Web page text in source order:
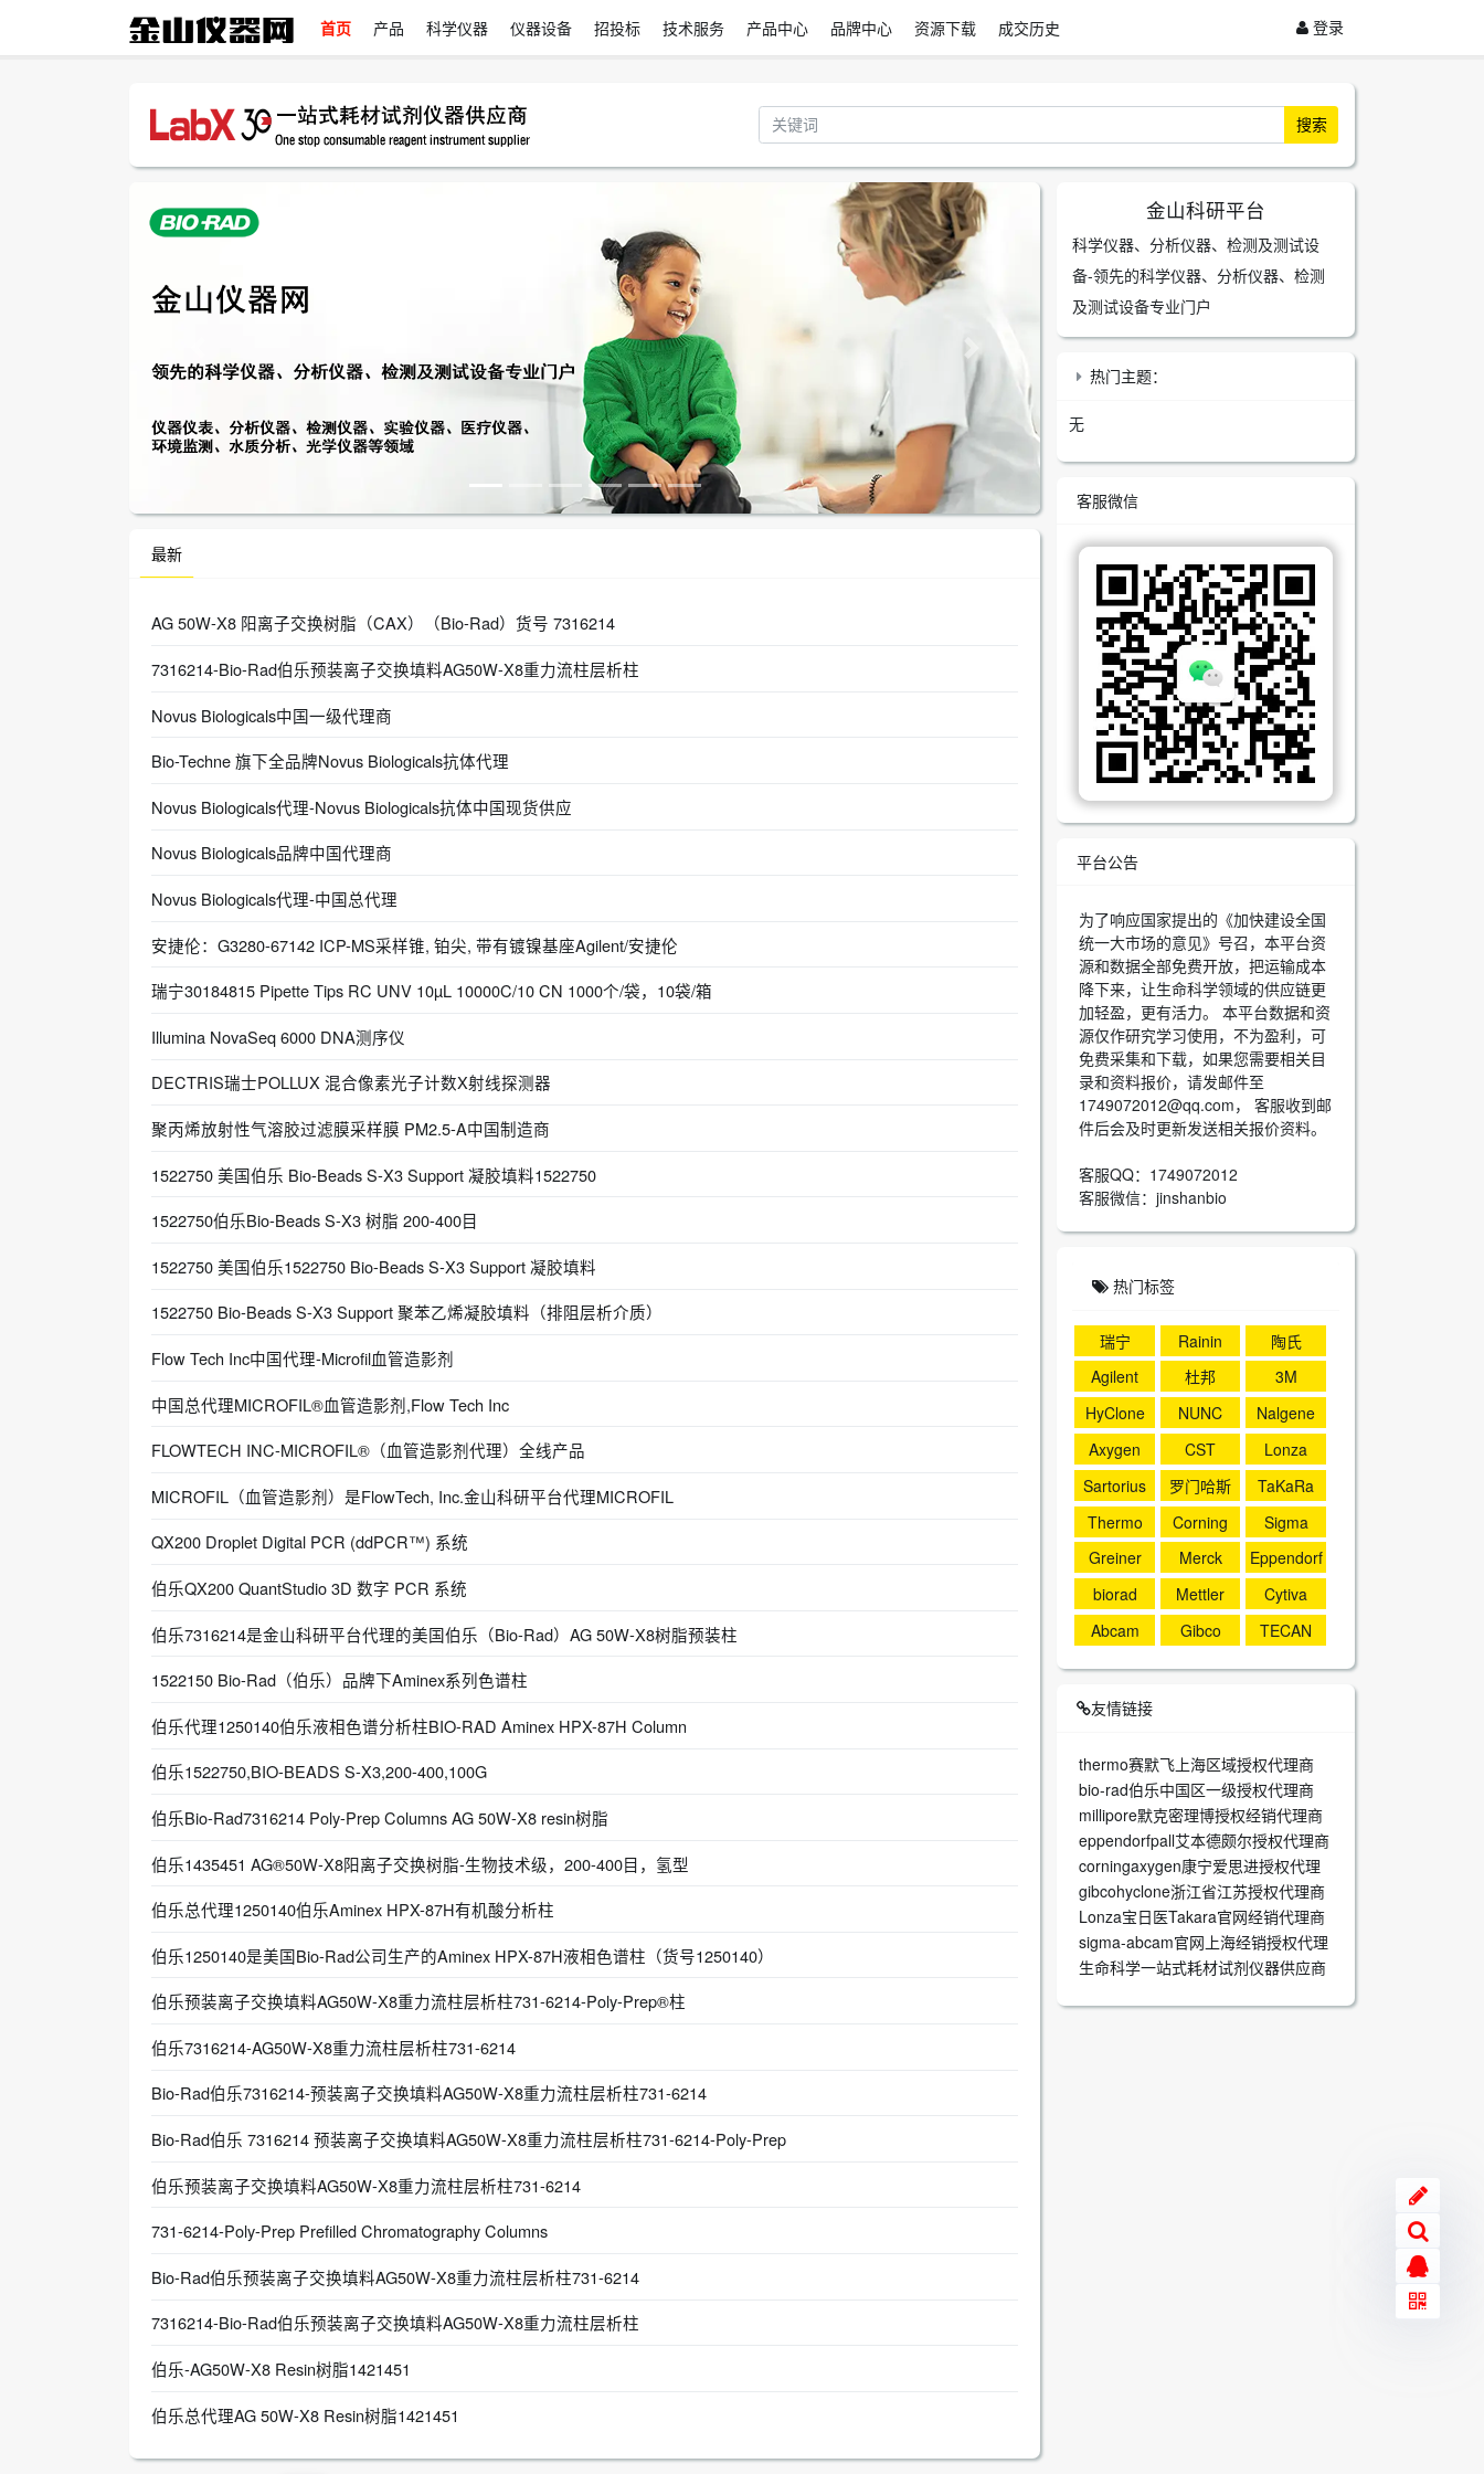
首页 产品 科学仪器 仪器设备 招投标 技术服务 产品中心 品牌中心 资源下载 成交历史 登录
搜索
最新
AG 50W-X8 阳离子交换树脂（CAX）（Bio-Rad）货号 7316214
7316214-Bio-Rad伯乐预装离子交换填料AG50W-X8重力流柱层析柱
Novus Biologicals中国一级代理商
Bio-Techne 旗下全品牌Novus Biologicals抗体代理
Novus Biologicals代理-Novus Biologicals抗体中国现货供应
Novus Biologicals品牌中国代理商
Novus Biologicals代理-中国总代理
安捷伦：G3280-67142 ICP-MS采样锥, 铂尖, 带有镀镍基座Agilent/安捷伦
瑞宁30184815 Pipette Tips RC UNV 10µL 10000C/10 CN 1000个/袋，10袋/箱
Illumina NovaSeq 6000 DNA测序仪
DECTRIS瑞士POLLUX 混合像素光子计数X射线探测器
聚丙烯放射性气溶胶过滤膜采样膜 PM2.5-A中国制造商
1522750 美国伯乐 Bio-Beads S-X3 Support 凝胶填料1522750
1522750伯乐Bio-Beads S-X3 树脂 200-400目
1522750 美国伯乐1522750 Bio-Beads S-X3 Support 凝胶填料
1522750 Bio‑Beads S‑X3 Support 聚苯乙烯凝胶填料（排阻层析介质）
Flow Tech Inc中国代理-Microfil血管造影剂
中国总代理MICROFIL®血管造影剂,Flow Tech Inc
FLOWTECH INC-MICROFIL®（血管造影剂代理）全线产品
MICROFIL（血管造影剂）是FlowTech, Inc.金山科研平台代理MICROFIL
QX200 Droplet Digital PCR (ddPCR™) 系统
伯乐QX200 QuantStudio 3D 数字 PCR 系统
伯乐7316214是金山科研平台代理的‌美国伯乐（Bio-Rad）AG 50W-X8树脂预装柱
1522150 Bio-Rad（伯乐）品牌下Aminex系列色谱柱
伯乐代理1250140伯乐液相色谱分析柱BIO-RAD Aminex HPX-87H Column
伯乐1522750,BIO-BEADS S-X3,200-400,100G
伯乐Bio-Rad7316214 Poly-Prep Columns AG 50W-X8 resin树脂
伯乐1435451 AG®50W-X8阳离子交换树脂-生物技术级，200-400目，氢型
伯乐总代理1250140伯乐Aminex HPX-87H有机酸分析柱
伯乐1250140是美国Bio-Rad公司生产的Aminex HPX-87H液相色谱柱（货号1250140）
伯乐预装离子交换填料AG50W-X8重力流柱层析柱731-6214-Poly-Prep®柱
伯乐7316214-AG50W-X8重力流柱层析柱731-6214
​Bio-Rad伯乐7316214-预装离子交换填料AG50W-X8重力流柱层析柱731-6214
Bio-Rad伯乐 7316214 预装离子交换填料AG50W-X8重力流柱层析柱731-6214-Poly-Prep
伯乐预装离子交换填料AG50W-X8重力流柱层析柱731-6214
731-6214-Poly-Prep Prefilled Chromatography Columns
Bio-Rad伯乐预装离子交换填料AG50W-X8重力流柱层析柱731-6214
7316214-Bio-Rad伯乐预装离子交换填料AG50W-X8重力流柱层析柱
伯乐-AG50W-X8 Resin树脂1421451
伯乐总代理AG 50W-X8 Resin树脂1421451
金山科研平台
科学仪器、分析仪器、检测及测试设
备-领先的科学仪器、分析仪器、检测
及测试设备专业门户
热门主题：
无
客服微信
平台公告
为了响应国家提出的《加快建设全国
统一大市场的意见》号召，本平台资
源和数据全部免费开放，把运输成本
降下来，让生命科学领域的供应链更
加轻盈，更有活力。 本平台数据和资
源仅作研究学习使用，不为盈利，可
免费采集和下载，如果您需要相关目
录和资料报价，请发邮件至
1749072012@qq.com， 客服收到邮
件后会及时更新发送相关报价资料。
客服QQ：1749072012
客服微信：jinshanbio
热门标签
瑞宁 Rainin
陶氏
Agilent
杜邦
3M
HyClone
NUNC
Nalgene
Axygen
CST
Lonza
Sartorius
罗门哈斯
TaKaRa
Thermo
Corning
Sigma
Greiner
Merck
Eppendorf
biorad
Mettler
Cytiva
Abcam
Gibco TECAN
友情链接
thermo赛默飞上海区域授权代理商
bio-rad伯乐中国区一级授权代理商
millipore默克密理博授权经销代理商
eppendorfpall艾本德颇尔授权代理商
corningaxygen康宁爱思进授权代理
gibcohyclone浙江省江苏授权代理商
Lonza宝日医Takara官网经销代理商
sigma-abcam官网上海经销授权代理
生命科学一站式耗材试剂仪器供应商